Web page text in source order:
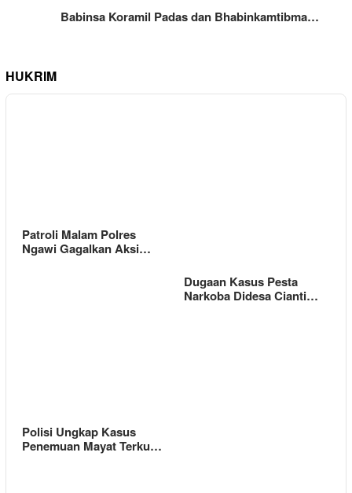
Babinsa Koramil Padas dan Bhabinkamtibma…
HUKRIM
Patroli Malam Polres
Ngawi Gagalkan Aksi…
Dugaan Kasus Pesta
Narkoba Didesa Cianti…
Polisi Ungkap Kasus
Penemuan Mayat Terku…